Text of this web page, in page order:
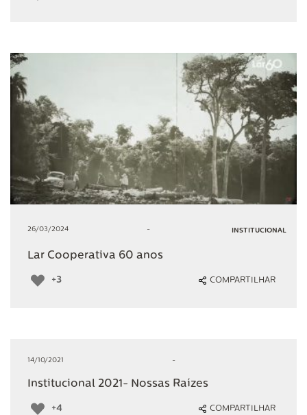
26/03/2024 - INSTITUCIONAL
Lar Cooperativa 60 anos
+3 COMPARTILHAR
14/10/2021 -
Institucional 2021- Nossas Raízes
+4 COMPARTILHAR